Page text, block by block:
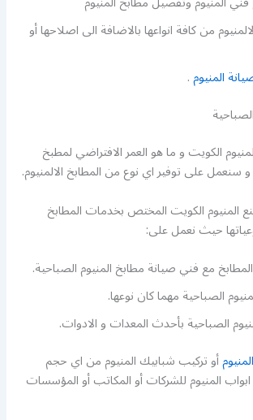
من كافة انواعها بالاضافة الى اصلاحها أو
المنيوم.
الكويت و ما هو العمر الافتراضي لمطبخ
و سنعمل على توفير اي نوع من المطابخ الالمنيوم.
المنيوم الكويت المختص بخدمات المطابخ
حيث نعمل على:
مع فني صيانة مطابخ المنيوم الصباحية.
الصباحية مهما كان نوعها.
الصباحية بأحدث المعدات و الادوات.
أو تركيب شبابيك المنيوم من اي حجم
المنيوم للشركات أو المكاتب أو المؤسسات